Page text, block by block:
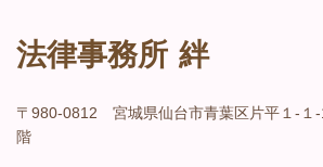
法律事務所 絆
〒980-0812 宮城県仙台市青葉区片平１-
階